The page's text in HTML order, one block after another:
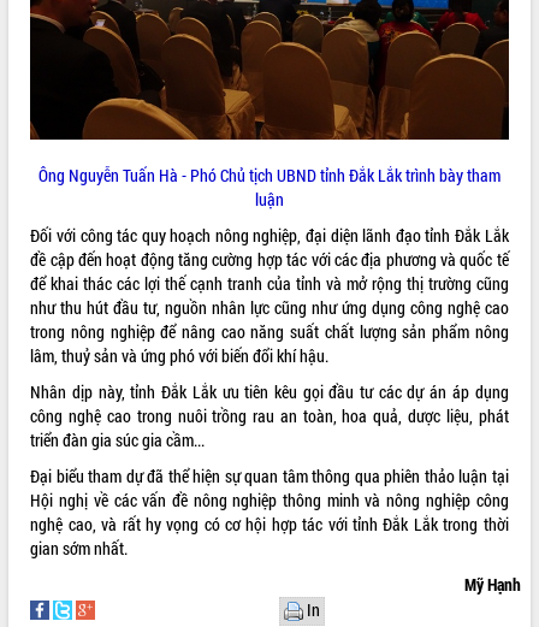
Bí thư Tỉnh ủy Lương Nguyễn Minh
Triết thăm, tặng quà người có công với
Rà soát, hoàn thiện hệ thống thiết chế
văn hóa, thể thao đáp ứng yêu cầu
phát triển mới
Thường trực HĐND tỉnh Đắk Lắk gặp
Lễ truy điệu và an táng hài cốt liệt sĩ
tại Nghĩa trang Liệt sĩ xã Sơn Hòa
Bàn giải pháp tháo gỡ khó khăn trong
xuất khẩu sầu riêng và triển khai quy
định EUDR
Thứ trưởng Bộ Nông nghiệp và Môi
trường Nguyễn Hoàng Hiệp khảo sát
vùng trồng và doanh nghiệp đóng gói
sầu riêng tại Đắk Lắk
Trình diễn nghệ thuật chế biến các
món ăn từ sầu riêng
Đắk Lắk công bố Quy hoạch và xúc
tiến đầu tư tỉnh
ứng để giữ vững thị trường xuất khẩu
LIÊN KẾT WEB
THỐNG KÊ TRUY CẬP
Hôm nay: 27788
Tất cả: 66040528
Ông Nguyễn Tuấn Hà - Phó Chủ tịch UBND tỉnh Đắk Lắk trình bày tham
luận
Đối với công tác quy hoạch nông nghiệp, đại diện lãnh đạo tỉnh Đắk Lắk
đề cập đến hoạt động tăng cường hợp tác với các địa phương và quốc tế
để khai thác các lợi thế cạnh tranh của tỉnh và mở rộng thị trường cũng
như thu hút đầu tư, nguồn nhân lực cũng như ứng dụng công nghệ cao
trong nông nghiệp để nâng cao năng suất chất lượng sản phẩm nông
lâm, thuỷ sản và ứng phó với biến đổi khí hậu.
Nhân dịp này, tỉnh Đắk Lắk ưu tiên kêu gọi đầu tư các dự án áp dụng
công nghệ cao trong nuôi trồng rau an toàn, hoa quả, dược liệu, phát
triển đàn gia súc gia cầm...
Đại biểu tham dự đã thể hiện sự quan tâm thông qua phiên thảo luận tại
Hội nghị về các vấn đề nông nghiệp thông minh và nông nghiệp công
nghệ cao, và rất hy vọng có cơ hội hợp tác với tỉnh Đắk Lắk trong thời
gian sớm nhất.
Mỹ Hạnh
In